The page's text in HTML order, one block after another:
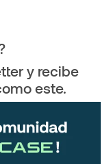
y recibe
este.